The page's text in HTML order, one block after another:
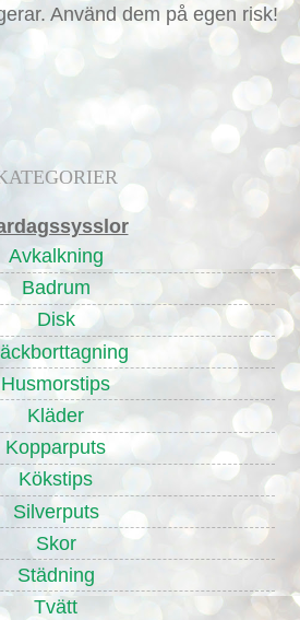
Använd dem på egen risk!
Avkalkning
Badrum
Disk
Husmorstips
Kläder
Kopparputs
Kökstips
Silverputs
Skor
Städning
Tvätt